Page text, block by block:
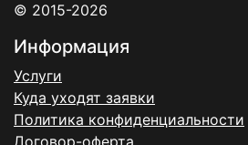
© 2015-2026
Информация
Услуги
Куда уходят заявки
Политика конфиденциальности
Договор-оферта